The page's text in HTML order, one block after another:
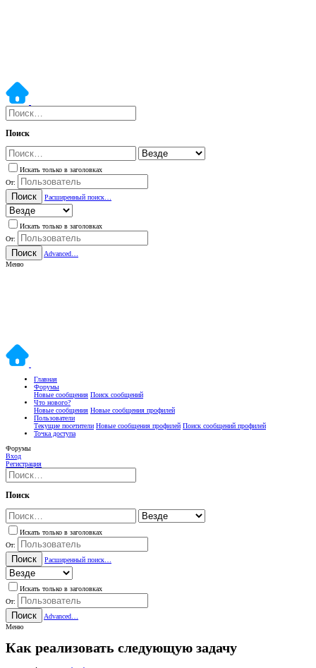
Поиск
Искать только в заголовках
От:
Поиск Расширенный поиск…
Искать только в заголовках
От:
Поиск
Advanced…
Меню
Главная
Форумы
Новые сообщения Поиск сообщений
Что нового?
Новые сообщения Новые сообщения профилей
Пользователи
Текущие посетители Новые сообщения профилей Поиск сообщений профилей
Точка доступа
Форумы
Вход
Регистрация
Поиск
Искать только в заголовках
От:
Поиск Расширенный поиск…
Искать только в заголовках
От:
Поиск
Advanced…
Меню
Как реализовать следующую задачу